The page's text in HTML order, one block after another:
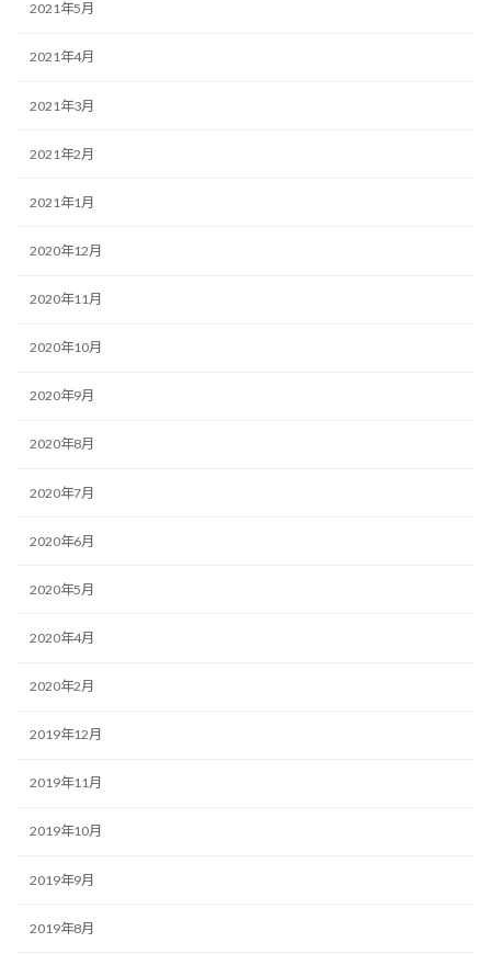
2021年5月
2021年4月
2021年3月
2021年2月
2021年1月
2020年12月
2020年11月
2020年10月
2020年9月
2020年8月
2020年7月
2020年6月
2020年5月
2020年4月
2020年2月
2019年12月
2019年11月
2019年10月
2019年9月
2019年8月